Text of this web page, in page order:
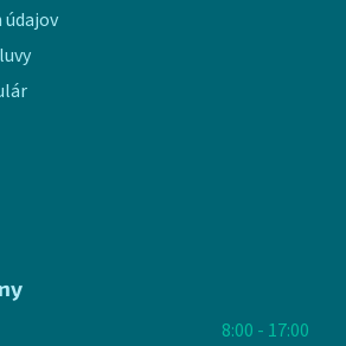
údajov
8:00 - 17:00